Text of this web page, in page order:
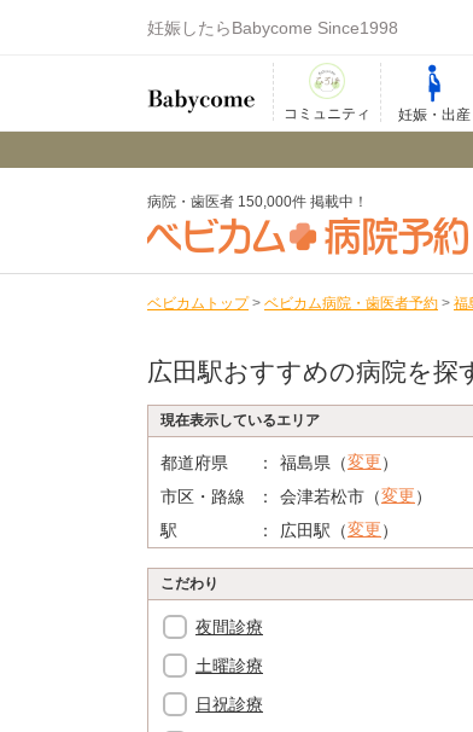
妊娠したらBabycome Since1998
コミュニティ 妊娠・出産
病院・歯医者 150,000件 掲載中！
ベビカムトップ > ベビカム病院・歯医者予約 > 福
広田駅おすすめの病院を探
現在表示しているエリア
都道府県 福島県（変更）
市区・路線
会津若松市（変更）
駅
広田駅（変更）
こだわり
夜間診療
土曜診療
日祝診療